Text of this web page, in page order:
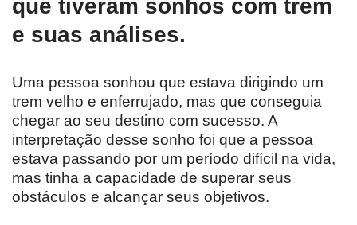
que tiveram sonhos com trem
e suas análises.
Uma pessoa sonhou que estava dirigindo um
trem velho e enferrujado, mas que conseguia
chegar ao seu destino com sucesso. A
interpretação desse sonho foi que a pessoa
estava passando por um período difícil na vida,
mas tinha a capacidade de superar seus
obstáculos e alcançar seus objetivos.